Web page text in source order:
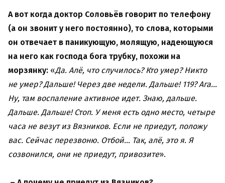
А вот когда доктор Соловьёв говорит по телефону
(а он звонит у него постоянно), то слова, которыми
он отвечает в паникующую, молящую, надеющуюся
на него как господа бога трубку, похожи на
морзянку: «Да. Алё, что случилось? Кто умер? Никто
не умер? Дальше! Через две недели. Дальше! 119? Ага…
Ну, там воспаление активное идет. Знаю, дальше.
Дальше. Дальше! Стоп. У меня есть одно место, четыре
часа не везут из Вязников. Если не приедут, положу
вас. Сейчас перезвоню. Отбой… Так, алё, это я. Я
созвонился, они не приедут, привозите».